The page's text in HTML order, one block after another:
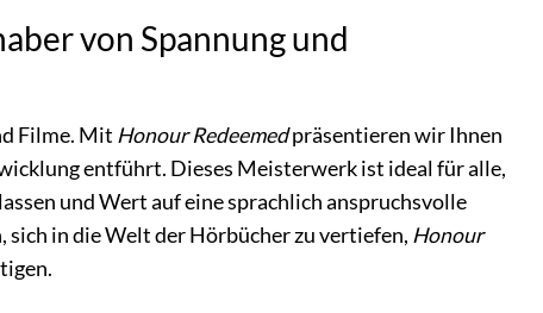
von Spannung und
Filme. Mit Honour Redeemedpräsentieren wir Ihnen
entführt. Dieses Meisterwerk ist ideal für alle,
und Wert auf eine sprachlich anspruchsvolle
sich in die Welt der Hörbücher zu vertiefen, Honour